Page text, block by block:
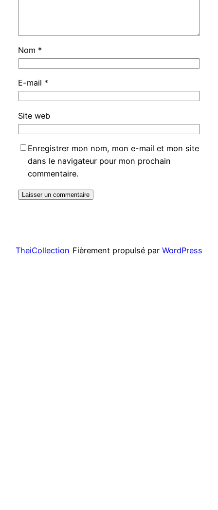
Nom *
E-mail *
Site web
Enregistrer mon nom, mon e-mail et mon site
dans le navigateur pour mon prochain
commentaire.
TheiCollection Fièrement propulsé par WordPress